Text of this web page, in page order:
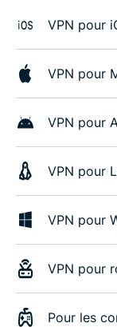
VPN pour
VPN pour
VPN pour
VPN pour
VPN pour
VPN pour
Pour les